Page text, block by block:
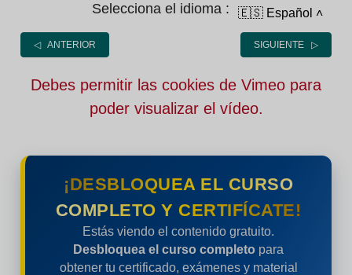
Selecciona el idioma : 🇪🇸 Español ˄
◁ ANTERIOR SIGUIENTE ▷
Debes permitir las cookies de Vimeo para
poder visualizar el vídeo.
¡DESBLOQUEA EL CURSO
COMPLETO Y CERTIFÍCATE!
Estás viendo el contenido gratuito.
Desbloquea el curso completo para
obtener tu certificado, exámenes y material